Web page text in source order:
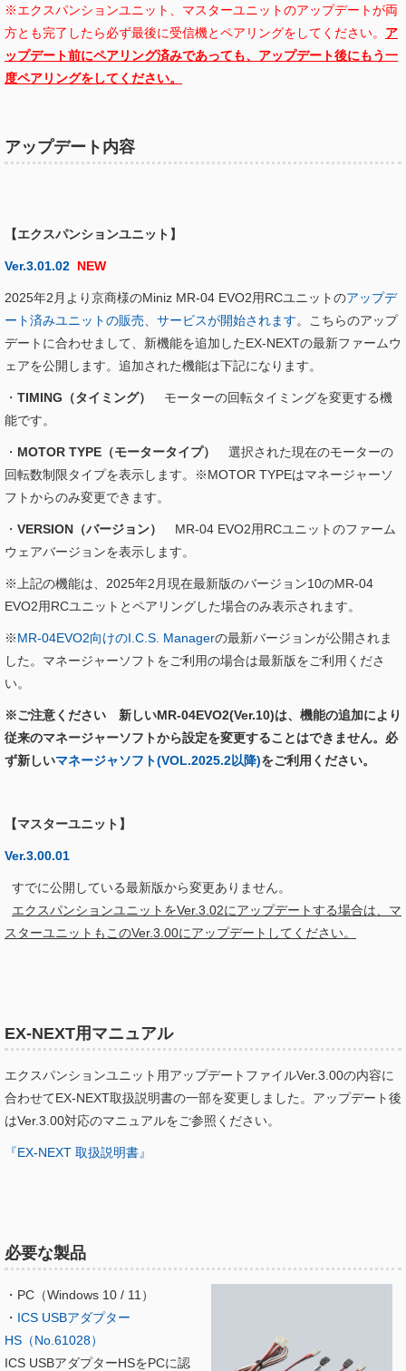
※エクスパンションユニット、マスターユニットのアップデートが両
方とも完了したら必ず最後に受信機とペアリングをしてください。 ア
ップデート前にペアリング済みであっても、アップデート後にもう一
度ペアリングをしてください。
アップデート内容
【エクスパンションユニット】
Ver.3.01.02 NEW
2025年2月より京商様のMiniz MR-04 EVO2用RCユニットのアップデ
ート済みユニットの販売、サービスが開始されます。こちらのアップ
デートに合わせまして、新機能を追加したEX-NEXTの最新ファームウ
ェアを公開します。追加された機能は下記になります。
・ TIMING（タイミング）
モーターの回転タイミングを変更する機
能です。
・ MOTOR TYPE（モータータイプ）
選択された現在のモーターの
回転数制限タイプを表示します。※MOTOR TYPEはマネージャーソ
フトからのみ変更できます。
・ VERSION（バージョン）
MR-04 EVO2用RCユニットのファーム
ウェアバージョンを表示します。
※上記の機能は、2025年2月現在最新版のバージョン10のMR-04
EVO2用RCユニットとペアリングした場合のみ表示されます。
※MR-04EVO2向けのI.C.S. Managerの最新バージョンが公開されま
した。マネージャーソフトをご利用の場合は最新版をご利用くださ
い。
※ご注意ください 新しいMR-04EVO2(Ver.10)は、機能の追加により
従来のマネージャーソフトから設定を変更することはできません。必
ず新しいマネージャソフト(VOL.2025.2以降)をご利用ください。
【マスターユニット】
Ver.3.00.01
すでに公開している最新版から変更ありません。
エクスパンションユニットをVer.3.02にアップデートする場合は、マ
スターユニットもこのVer.3.00にアップデートしてください。
EX-NEXT用マニュアル
エクスパンションユニット用アップデートファイルVer.3.00の内容に
合わせてEX-NEXT取扱説明書の一部を変更しました。アップデート後
はVer.3.00対応のマニュアルをご参照ください。
『EX-NEXT 取扱説明書』
必要な製品
・PC（Windows 10 / 11）
・ ICS USBアダプター
HS（No.61028）
ICS USBアダプターHSをPCに認